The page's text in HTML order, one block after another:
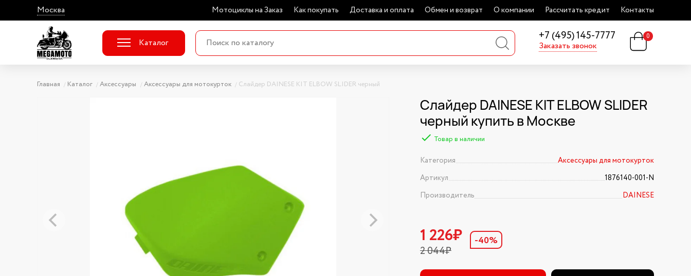
Москва Мотоциклы на Заказ Как покупать Доставка и оплата Обмен и возврат О компании Рассчитать кредит Контакты
+7 (495) 145-7777
Заказать звонок
Каталог
0
Главная Каталог Аксессуары Аксессуары для мотокурток Слайдер DAINESE KIT ELBOW SLIDER черный
Слайдер DAINESE KIT ELBOW SLIDER
черный купить в Москве
Товар в наличии
Категория
Аксессуары для мотокурток
Артикул
1876140-001-N
Производитель
DAINESE
1 226₽
2 044₽
-40%